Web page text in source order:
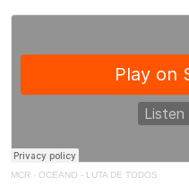
MCR · OCEANO - LUTA DE TODOS